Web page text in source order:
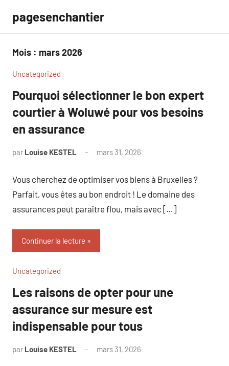
contenu
pagesenchantier
Mois : mars 2026
Uncategorized
Pourquoi sélectionner le bon expert
courtier à Woluwé pour vos besoins
en assurance
par Louise KESTEL mars 31, 2026
Vous cherchez de optimiser vos biens à Bruxelles ?
Parfait, vous êtes au bon endroit ! Le domaine des
assurances peut paraître flou, mais avec […]
Continuer la lecture
Uncategorized
Les raisons de opter pour une
assurance sur mesure est
indispensable pour tous
par Louise KESTEL mars 31, 2026